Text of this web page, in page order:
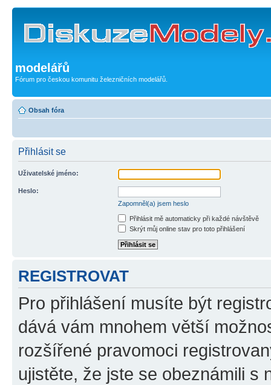
modelářů
Fórum pro českou komunitu železničních modelářů.
Obsah fóra
Přihlásit se
Uživatelské jméno:
Heslo:
Zapomněl(a) jsem heslo
Přihlásit mě automaticky při každé návštěvě
Skrýt můj online stav pro toto přihlášení
REGISTROVAT
Pro přihlášení musíte být
dává vám mnohem větší
rozšířené pravomoci
ujistěte, že jste se obeznámili s